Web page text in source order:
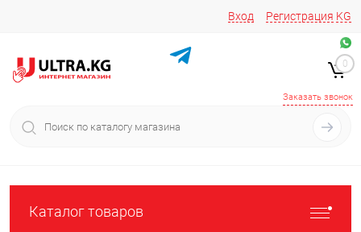
Вход Регистрация KG
+996 776161037
+996 772022908
Заказать звонок
0
Каталог товаров